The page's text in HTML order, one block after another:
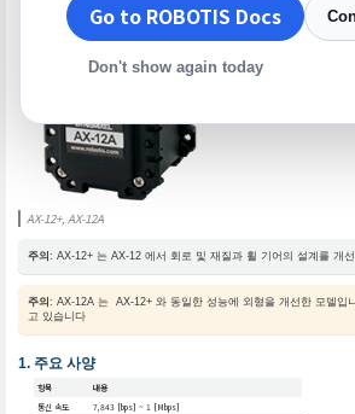
AX-12+, AX-12A
주의: AX-12+ 는 AX-12 에서 회로 및 재질과 휠 기어의 설계를 개
주의: AX-12A 는 AX-12+ 와 동일한 성능에 외형을 개선한 모델입
고 있습니다
주요 사양
항목
내용
통신 속도
7,843 [bps] ~ 1 [Mbps]
Go to ROBOTIS Docs
Don't show again today